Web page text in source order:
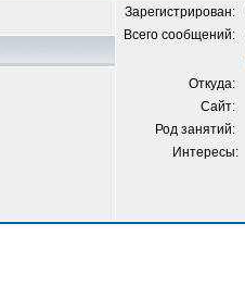
Зарегистрирован:
Всего сообщений:
Откуда:
Сайт:
Род занятий:
Интересы: